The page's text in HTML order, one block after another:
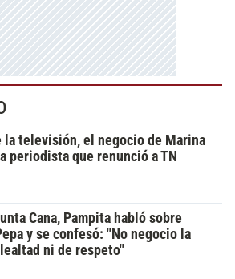
la televisión, el negocio de Marina
periodista que renunció a TN
Cana, Pampita habló sobre
y se confesó: "No negocio la
ni de respeto"